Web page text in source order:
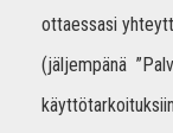
ottaessasi
(jäljempänä